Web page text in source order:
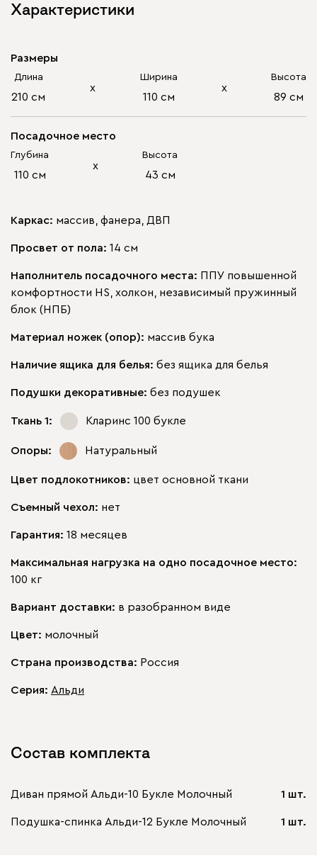
Характеристики
Размеры
Длина
210 см
х
Ширина
110 см
х
Высота
89 см
Посадочное место
Глубина
110 см
х
Высота
43 см
Каркас: массив, фанера, ДВП
Просвет от пола: 14 см
Наполнитель посадочного места: ППУ повышенной
комфортности HS, холкон, независимый пружинный
блок (НПБ)
Материал ножек (опор): массив бука
Наличие ящика для белья: без ящика для белья
Подушки декоративные: без подушек
Ткань 1: Кларинс 100 букле
Опоры: Натуральный
Цвет подлокотников: цвет основной ткани
Съемный чехол: нет
Гарантия: 18 месяцев
Максимальная нагрузка на одно посадочное место:
100 кг
Вариант доставки: в разобранном виде
Цвет: молочный
Страна производства: Россия
Серия: Альди
Состав комплекта
Диван прямой Альди-10 Букле Молочный 1 шт.
Подушка-спинка Альди-12 Букле Молочный 1 шт.